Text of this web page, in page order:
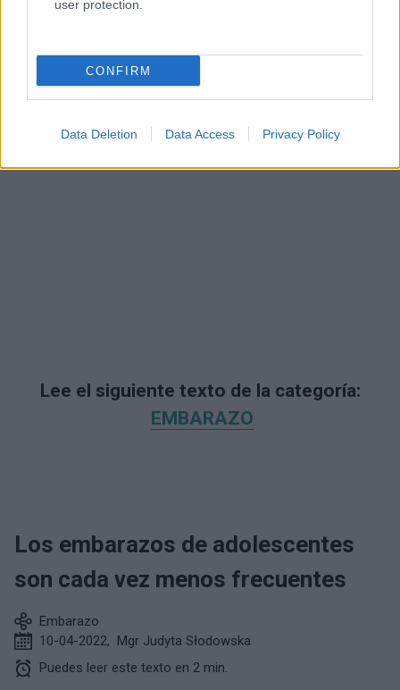
user protection.
CONFIRM
Data Deletion Data Access Privacy Policy
Lee el siguiente texto de la categoría:
EMBARAZO
Los embarazos de adolescentes
son cada vez menos frecuentes
Embarazo
10-04-2022, Mgr Judyta Słodowska
Puedes leer este texto en 2 min.